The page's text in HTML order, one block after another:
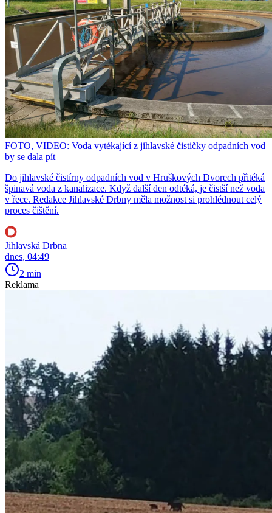
FOTO, VIDEO: Voda vytékající z jihlavské čističky odpadních vod
by se dala pít
Do jihlavské čistírny odpadních vod v Hruškových Dvorech přitéká
špinavá voda z kanalizace. Když další den odtéká, je čistší než voda
v řece. Redakce Jihlavské Drbny měla možnost si prohlédnout celý
proces čištění.
Jihlavská Drbna
dnes, 04:49
2 min
Reklama